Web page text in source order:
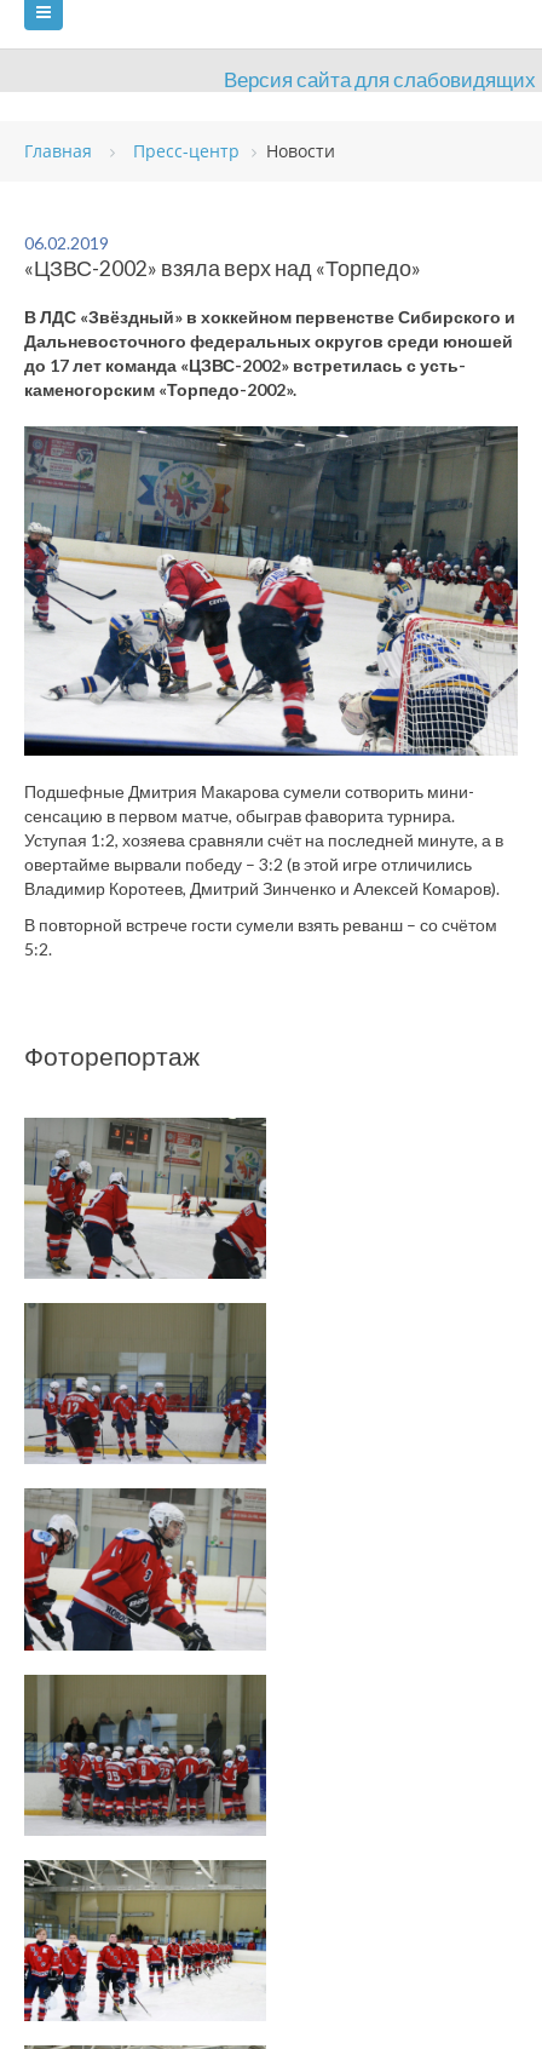
Версия сайта для слабовидящих
ГЛАВНАЯ
ВИДЫ СПОРТА
ОЦЕНКА КАЧЕСТВА ОБРАЗОВАНИЯ ВАКАНСИИ
ПЛАТНЫЕ УСЛУГИ КОНТАКТЫ
Главная Пресс-центр Новости
06.02.2019
«ЦЗВС-2002» взяла верх над «Торпедо»
В ЛДС «Звёздный» в хоккейном первенстве Сибирского и
Дальневосточного федеральных округов среди юношей
до 17 лет команда «ЦЗВС-2002» встретилась с усть-
каменогорским «Торпедо-2002».
Подшефные Дмитрия Макарова сумели сотворить мини-
сенсацию в первом матче, обыграв фаворита турнира.
Уступая 1:2, хозяева сравняли счёт на последней минуте, а в
овертайме вырвали победу – 3:2 (в этой игре отличились
Владимир Коротеев, Дмитрий Зинченко и Алексей Комаров).
В повторной встрече гости сумели взять реванш – со счётом
5:2.
Фоторепортаж